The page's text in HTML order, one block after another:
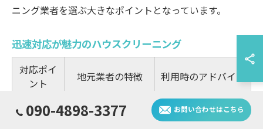
ニング業者を選ぶ大きなポイントとなっています。
迅速対応が魅力のハウスクリーニング
対応ポイ
ント
地元業者の特徴 利用時のアドバイス
スケジュ
ール柔軟
移動時間が短く緊
早めの問い合わせ・
090-4898-3377 お問い合わせはこちら